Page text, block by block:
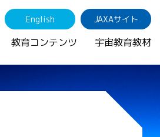
English JAXAサイト
教育コンテンツ 宇宙教育教材